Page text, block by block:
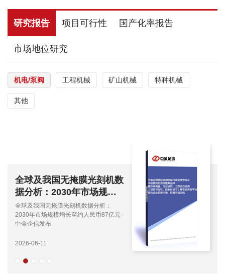
研究报告 项目可行性 国产化率报告
市场地位研究
机电/泵阀 工程机械 矿山机械 特种机械
其他
全球及我国无掩膜光刻机数
据分析：2030年市场规模
增长至约人民币87亿元-中
金企信发布
全球及我国无掩膜光刻机数据分析：
2030年市场规模增长至约人民币87亿元-
中金企信发布
2026-06-11